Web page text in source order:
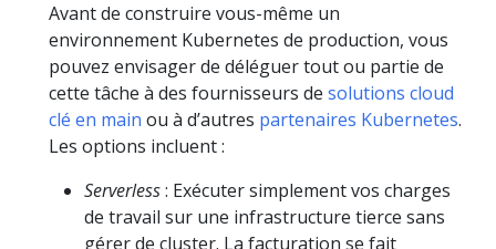
Avant de construire vous-même un
environnement Kubernetes de production, vous
pouvez envisager de déléguer tout ou partie de
cette tâche à des fournisseurs de solutions cloud
clé en main ou à d’autres partenaires Kubernetes.
Les options incluent :
Serverless: Exécuter simplement vos charges
de travail sur une infrastructure tierce sans
gérer de cluster. La facturation se fait